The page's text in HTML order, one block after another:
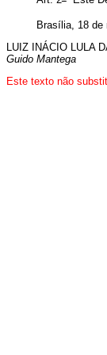
Brasília, 18 de
LUIZ INÁCIO LULA
Guido Mantega
Este texto não